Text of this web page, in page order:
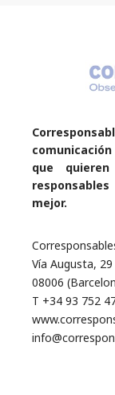
que
mejor.
Vía Augusta, 29
08006
T +34 93 752